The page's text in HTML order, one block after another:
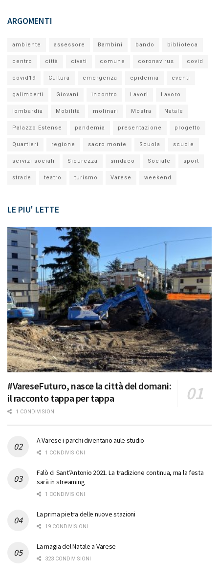
ARGOMENTI
ambiente assessore Bambini bando biblioteca
centro città civati comune coronavirus covid
covid19 Cultura emergenza epidemia eventi
galimberti Giovani incontro Lavori Lavoro
lombardia Mobilità molinari Mostra Natale
Palazzo Estense pandemia presentazione progetto
Quartieri regione sacro monte Scuola scuole
servizi sociali Sicurezza sindaco Sociale sport
strade teatro turismo Varese weekend
LE PIU' LETTE
#VareseFuturo, nasce la città del domani:
il racconto tappa per tappa
1 CONDIVISIONI
A Varese i parchi diventano aule studio
1 CONDIVISIONI
Falò di Sant’Antonio 2021. La tradizione continua, ma la festa
sarà in streaming
1 CONDIVISIONI
La prima pietra delle nuove stazioni
19 CONDIVISIONI
La magia del Natale a Varese
323 CONDIVISIONI